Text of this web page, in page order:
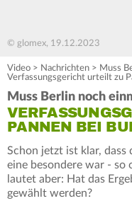
© glomex, 19.12.2023
Video > Nachrichten > Muss
Verfassungsgericht urteilt zu
Muss Berlin noch
PANNEN BEI
Schon jetzt ist klar, dass
eine besondere war - so
lautet aber: Hat das
gewählt werden?